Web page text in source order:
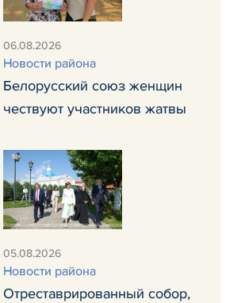
06.08.2026
Новости района
Белорусский союз женщин
чествуют участников жатвы
05.08.2026
Новости района
Отреставрированный собор,